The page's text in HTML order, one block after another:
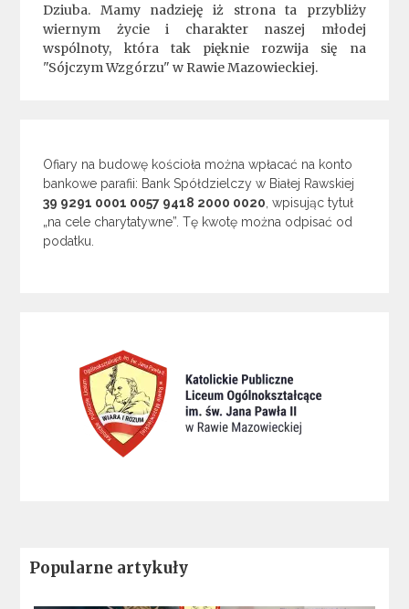
Dziuba. Mamy nadzieję iż strona ta przybliży
wiernym życie i charakter naszej młodej
wspólnoty, która tak pięknie rozwija się na
"Sójczym Wzgórzu" w Rawie Mazowieckiej.
Ofiary na budowę kościoła można wpłacać na konto
bankowe parafii: Bank Spółdzielczy w Białej Rawskiej
39 9291 0001 0057 9418 2000 0020 , wpisując tytuł
„na cele charytatywne”. Tę kwotę można odpisać od
podatku.
Popularne artykuły